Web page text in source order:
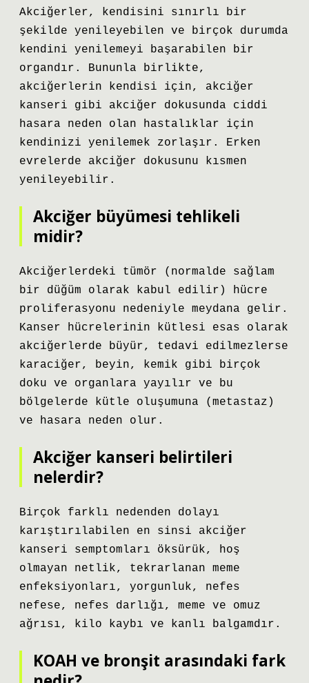
Akciğerler, kendisini sınırlı bir
şekilde yenileyebilen ve birçok durumda
kendini yenilemeyi başarabilen bir
organdır. Bununla birlikte,
akciğerlerin kendisi için, akciğer
kanseri gibi akciğer dokusunda ciddi
hasara neden olan hastalıklar için
kendinizi yenilemek zorlaşır. Erken
evrelerde akciğer dokusunu kısmen
yenileyebilir.
Akciğer büyümesi tehlikeli
midir?
Akciğerlerdeki tümör (normalde sağlam
bir düğüm olarak kabul edilir) hücre
proliferasyonu nedeniyle meydana gelir.
Kanser hücrelerinin kütlesi esas olarak
akciğerlerde büyür, tedavi edilmezlerse
karaciğer, beyin, kemik gibi birçok
doku ve organlara yayılır ve bu
bölgelerde kütle oluşumuna (metastaz)
ve hasara neden olur.
Akciğer kanseri belirtileri
nelerdir?
Birçok farklı nedenden dolayı
karıştırılabilen en sinsi akciğer
kanseri semptomları öksürük, hoş
olmayan netlik, tekrarlanan meme
enfeksiyonları, yorgunluk, nefes
nefese, nefes darlığı, meme ve omuz
ağrısı, kilo kaybı ve kanlı balgamdır.
KOAH ve bronşit arasındaki fark